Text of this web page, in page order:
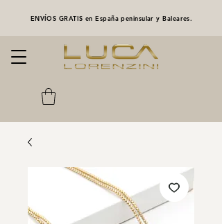
ENVÍOS GRATIS en España peninsular y Baleares.